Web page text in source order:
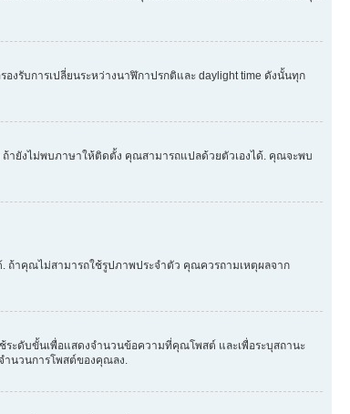
งรับการเปลี่ยนระหว่างนาฬิกาปรกติและ daylight time ดังนั้นทุก
ายังไม่พบภาษาให้ติดตั้ง คุณสามารถแปลด้วยตัวเองได้. คุณจะพบ
ถ้าคุณไม่สามารถใช้รูปภาพประจำตัว คุณควรถามเหตุผลจาก
ะดับขั้นเพื่อแสดงจำนวนข้อความที่คุณโพสต์ และเพื่อระบุสถานะ
ำนวนการโพสต์ของคุณลง.